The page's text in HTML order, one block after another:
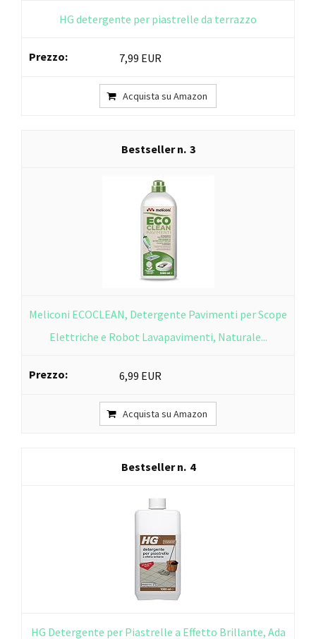
HG detergente per piastrelle da terrazzo
7,99 EUR
Acquista su Amazon
3
Meliconi ECOCLEAN, Detergente Pavimenti per Scope
Elettriche e Robot Lavapavimenti, Naturale...
6,99 EUR
Acquista su Amazon
4
HG Detergente per Piastrelle a Effetto Brillante, Ada